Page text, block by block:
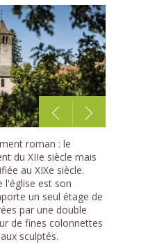
à
mon
carnet
1
roman : le
du XIIe siècle mais
au XIXe siècle.
l'église est son
un seul étage de
par une double
de fines colonnettes
sculptés.